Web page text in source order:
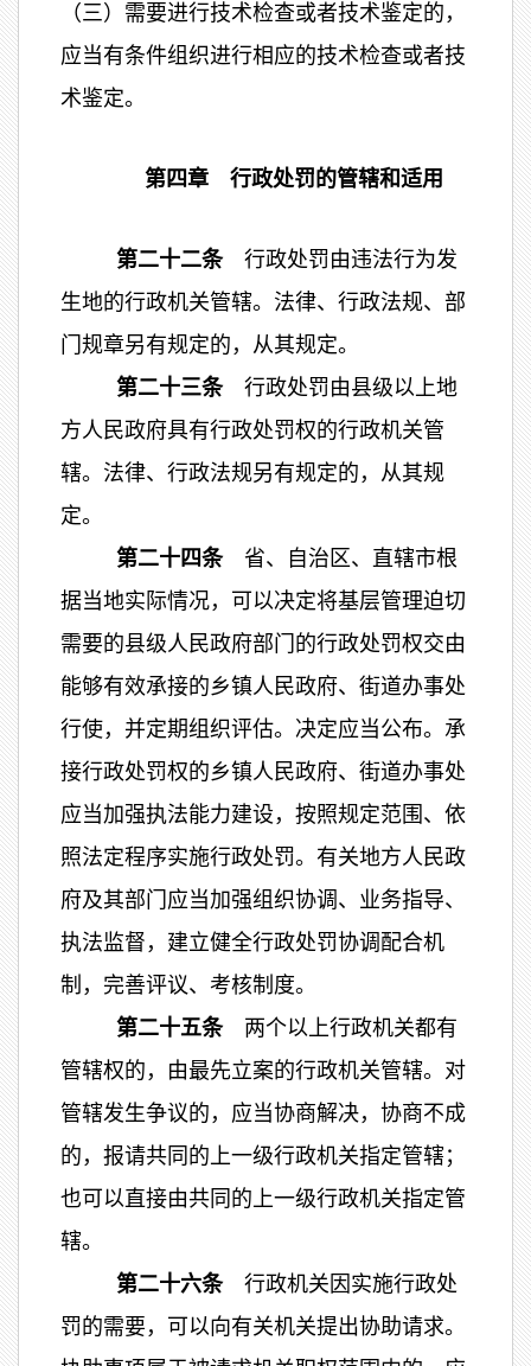
（三）需要进行技术检查或者技术鉴定的，
应当有条件组织进行相应的技术检查或者技
术鉴定。
第四章 行政处罚的管辖和适用
第二十二条行政处罚由违法行为发
生地的行政机关管辖。法律、行政法规、部
门规章另有规定的，从其规定。
第二十三条行政处罚由县级以上地
方人民政府具有行政处罚权的行政机关管
辖。法律、行政法规另有规定的，从其规
定。
第二十四条省、自治区、直辖市根
据当地实际情况，可以决定将基层管理迫切
需要的县级人民政府部门的行政处罚权交由
能够有效承接的乡镇人民政府、街道办事处
行使，并定期组织评估。决定应当公布。承
接行政处罚权的乡镇人民政府、街道办事处
应当加强执法能力建设，按照规定范围、依
照法定程序实施行政处罚。有关地方人民政
府及其部门应当加强组织协调、业务指导、
执法监督，建立健全行政处罚协调配合机
制，完善评议、考核制度。
第二十五条两个以上行政机关都有
管辖权的，由最先立案的行政机关管辖。对
管辖发生争议的，应当协商解决，协商不成
的，报请共同的上一级行政机关指定管辖；
也可以直接由共同的上一级行政机关指定管
辖。
第二十六条行政机关因实施行政处
罚的需要，可以向有关机关提出协助请求。